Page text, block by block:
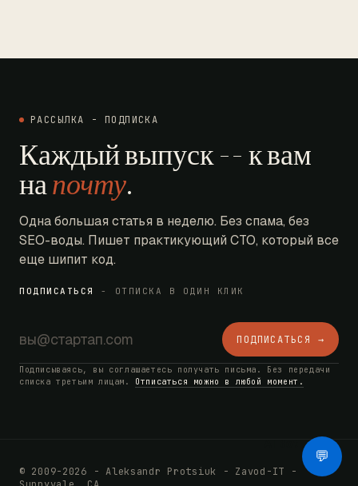
РАССЫЛКА - ПОДПИСКА
Каждый выпуск -- к вам
напочту.
Одна большая статья в неделю. Без спама, без
SEO-воды. Пишет практикующий CTO, который все
еще шипит код.
ПОДПИСАТЬСЯ - ОТПИСКА В ОДИН КЛИК
ПОДПИСАТЬСЯ →
Подписываясь, вы соглашаетесь получать письма. Без передачи
списка третьим лицам. Отписаться можно в любой момент.
© 2009-2026 - Aleksandr Protsiuk - Zavod-IT -
💬